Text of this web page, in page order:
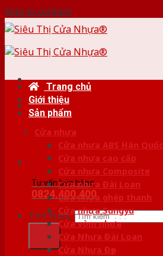
Skip to content
Tư vấn bán hàng
0824.400.400
Tìm kiếm:
Trang chủ
Giới thiệu
Sản phẩm
Cửa nhựa
Cửa nhựa ABS Hàn Quốc
Cửa nhựa cao cấp
Cửa nhựa Composite
Cửa nhựa Đài Loan
Cửa nhựa ghép thanh
Cửa nhựa Sungyu
Cửa vòm nhựa
Cửa Nhựa Đài Loan
Cửa Nhựa Đẹp